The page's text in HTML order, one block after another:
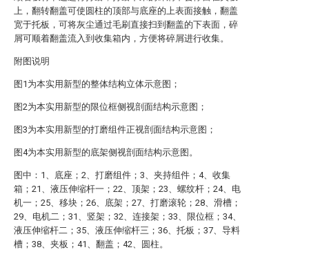
上，翻转翻盖可使圆柱的顶部与底座的上表面接触，翻盖
宽于托板，可将灰尘通过毛刷直接扫到翻盖的下表面，碎
屑可顺着翻盖流入到收集箱内，方便将碎屑进行收集。
附图说明
图1为本实用新型的整体结构立体示意图；
图2为本实用新型的限位框侧视剖面结构示意图；
图3为本实用新型的打磨组件正视剖面结构示意图；
图4为本实用新型的底架侧视剖面结构示意图。
图中：1、底座；2、打磨组件；3、夹持组件；4、收集
箱；21、液压伸缩杆一；22、顶架；23、螺纹杆；24、电
机一；25、移块；26、底架；27、打磨滚轮；28、滑槽；
29、电机二；31、竖架；32、连接架；33、限位框；34、
液压伸缩杆二；35、液压伸缩杆三；36、托板；37、导料
槽；38、夹板；41、翻盖；42、圆柱。